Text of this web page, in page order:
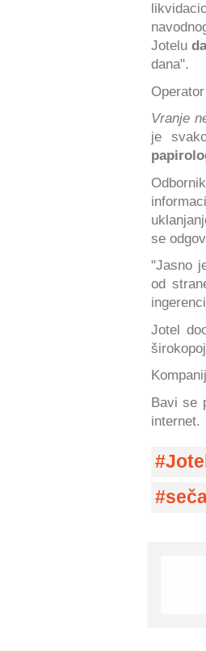
Jotelu
dana".
Vranje
je
se
"Jasno
od
Jotel
Bavi se
internet.
Jotel